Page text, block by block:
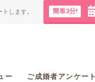
します。 簡単3分!
ー ご成婚者アンケート